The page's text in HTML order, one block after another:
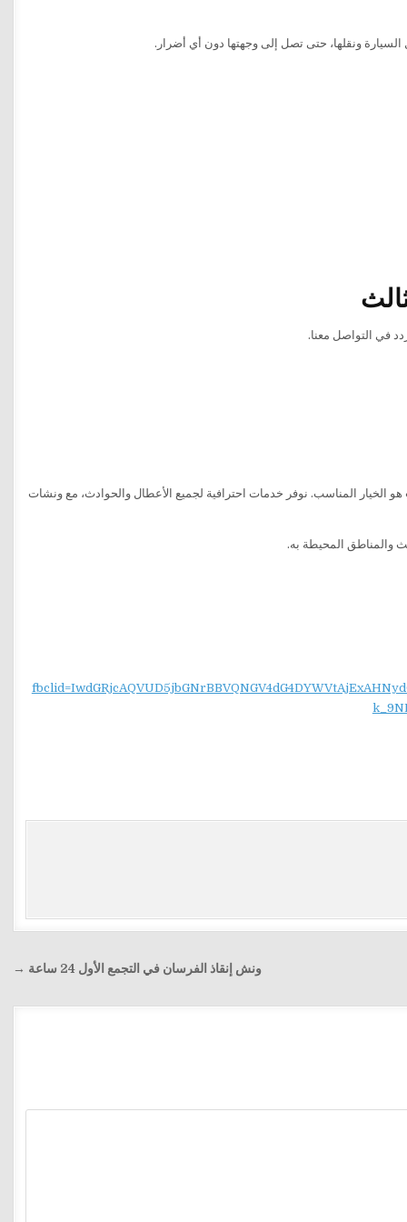
السيارة ونقلها، حتى تصل إلى وجهتها دون أي أضرار.
في التواصل معنا.
هو الخيار المناسب. نوفر خدمات احترافية لجميع الأعطال والحوادث، مع ونشات
والمناطق المحيطة به.
ونش إنقاذ الفرسان في التجمع الأول 24 ساعة →